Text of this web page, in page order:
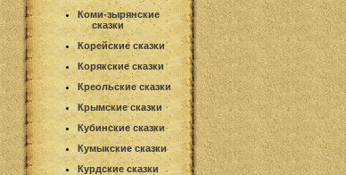
Коми-зырянские
сказки
Корейские сказки
Корякские сказки
Креольские сказки
Крымские сказки
Кубинские сказки
Кумыкские сказки
Курдские сказки